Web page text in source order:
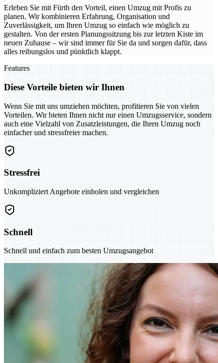
Erleben Sie mit Fürth den Vorteil, einen Umzug mit Profis zu
planen. Wir kombinieren Erfahrung, Organisation und
Zuverlässigkeit, um Ihren Umzug so einfach wie möglich zu
gestalten. Von der ersten Planungssitzung bis zur letzten Kiste im
neuen Zuhause – wir sind immer für Sie da und sorgen dafür, dass
alles reibungslos und pünktlich klappt.
Features
Diese Vorteile bieten wir Ihnen
Wenn Sie mit uns umziehen möchten, profitieren Sie von vielen
Vorteilen. Wir bieten Ihnen nicht nur einen Umzugsservice, sondern
auch eine Vielzahl von Zusatzleistungen, die Ihren Umzug noch
einfacher und stressfreier machen.
Stressfrei
Unkompliziert Angebote einholen und vergleichen
Schnell
Schnell und einfach zum besten Umzugsangebot